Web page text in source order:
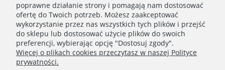
informacje o nowościach i promocjach.
Zapisz się
poprawne działanie strony i pomagają nam dostosować
ofertę do Twoich potrzeb. Możesz zaakceptować
wykorzystanie przez nas wszystkich tych plików i przejść
do sklepu lub dostosować użycie plików do swoich
preferencji, wybierając opcję "Dostosuj zgody".
Więcej o plikach cookies przeczytasz w naszej Polityce
prywatności.